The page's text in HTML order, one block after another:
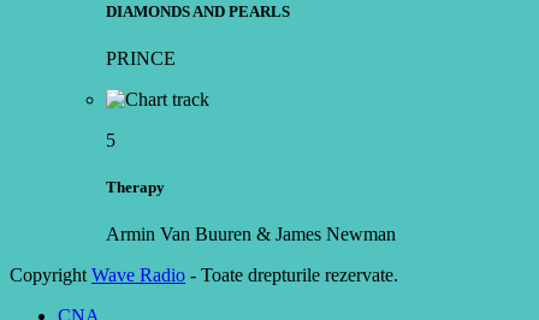
DIAMONDS AND PEARLS
PRINCE
5
Therapy
Armin Van Buuren & James Newman
Copyright Wave Radio - Toate drepturile rezervate.